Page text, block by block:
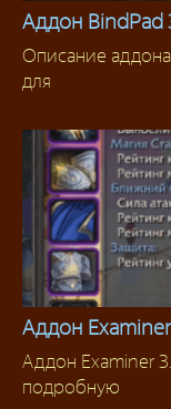
Аддоны 3.3.5
Аддон BindPad
Описание
для
Аддоны 3.3.5
Аддон
Аддон Examiner
подробную